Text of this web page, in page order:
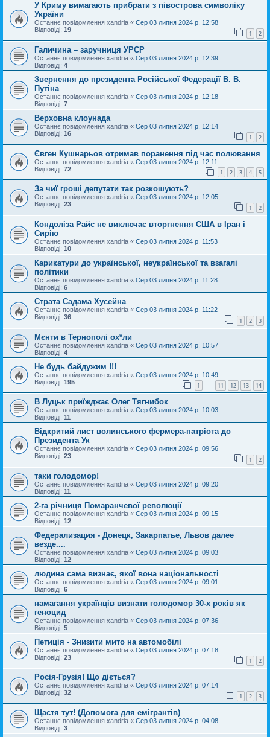
У Криму вимагають прибрати з півострова символіку
України
Останнє повідомлення xandria « Сер 03 липня 2024 р. 12:58
Відповіді: 19 1 2
Галичина – заручниця УРСР
Останнє повідомлення xandria « Сер 03 липня 2024 р. 12:39
Відповіді: 4
Звернення до президента Російської Федерації В. В.
Путіна
Останнє повідомлення xandria « Сер 03 липня 2024 р. 12:18
Відповіді: 7
Верховна клоунада
Останнє повідомлення xandria « Сер 03 липня 2024 р. 12:14
Відповіді: 16 1 2
Євген Кушнарьов отримав поранення під час полювання
Останнє повідомлення xandria « Сер 03 липня 2024 р. 12:11
Відповіді: 72 1 2 3 4 5
За чиї гроші депутати так розкошують?
Останнє повідомлення xandria « Сер 03 липня 2024 р. 12:05
Відповіді: 23 1 2
Кондоліза Райс не виключає вторгнення США в Іран і
Сирію
Останнє повідомлення xandria « Сер 03 липня 2024 р. 11:53
Відповіді: 10
Карикатури до української, неукраїнської та взагалі
політики
Останнє повідомлення xandria « Сер 03 липня 2024 р. 11:28
Відповіді: 6
Страта Садама Хусейна
Останнє повідомлення xandria « Сер 03 липня 2024 р. 11:22
Відповіді: 36 1 2 3
Мєнти в Тернополі ох*ли
Останнє повідомлення xandria « Сер 03 липня 2024 р. 10:57
Відповіді: 4
Не будь байдужим !!!
Останнє повідомлення xandria « Сер 03 липня 2024 р. 10:49
Відповіді: 195 1 11 12 13 14
В Луцьк приїжджає Олег Тягнибок
Останнє повідомлення xandria « Сер 03 липня 2024 р. 10:03
Відповіді: 11
Відкритий лист волинського фермера-патріота до
Президента Ук
Останнє повідомлення xandria « Сер 03 липня 2024 р. 09:56
Відповіді: 23 1 2
таки голодомор!
Останнє повідомлення xandria « Сер 03 липня 2024 р. 09:20
Відповіді: 11
2-га річниця Помаранчевої революції
Останнє повідомлення xandria « Сер 03 липня 2024 р. 09:15
Відповіді: 12
Федерализация - Донецк, Закарпатье, Львов далее
везде....
Останнє повідомлення xandria « Сер 03 липня 2024 р. 09:03
Відповіді: 12
людина сама визнає‚ якої вона національності
Останнє повідомлення xandria « Сер 03 липня 2024 р. 09:01
Відповіді: 6
намагання українців визнати голодомор 30-х років як
геноцид
Останнє повідомлення xandria « Сер 03 липня 2024 р. 07:36
Відповіді: 5
Петиція - Знизити мито на автомобілі
Останнє повідомлення xandria « Сер 03 липня 2024 р. 07:18
Відповіді: 23 1 2
Росія-Грузія! Що діється?
Останнє повідомлення xandria « Сер 03 липня 2024 р. 07:14
Відповіді: 32 1 2 3
Щастя тут! (Допомога для емігрантів)
Останнє повідомлення xandria « Сер 03 липня 2024 р. 04:08
Відповіді: 3